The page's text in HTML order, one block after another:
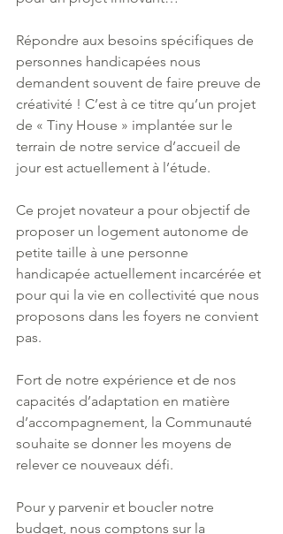
Répondre aux besoins spécifiques de
personnes handicapées nous
demandent souvent de faire preuve de
créativité ! C’est à ce titre qu’un projet
de « Tiny House » implantée sur le
terrain de notre service d’accueil de
jour est actuellement à l’étude.
Ce projet novateur a pour objectif de
proposer un logement autonome de
petite taille à une personne
handicapée actuellement incarcérée et
pour qui la vie en collectivité que nous
proposons dans les foyers ne convient
pas.
Fort de notre expérience et de nos
capacités d’adaptation en matière
d’accompagnement, la Communauté
souhaite se donner les moyens de
relever ce nouveaux défi.
Pour y parvenir et boucler notre
budget, nous comptons sur la